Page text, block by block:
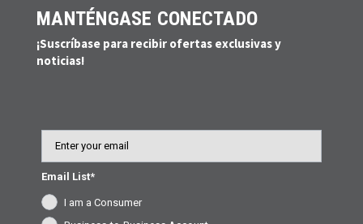
MANTÉNGASE CONECTADO
¡Suscríbase para recibir ofertas exclusivas y
noticias!
Email List*
I am a Consumer